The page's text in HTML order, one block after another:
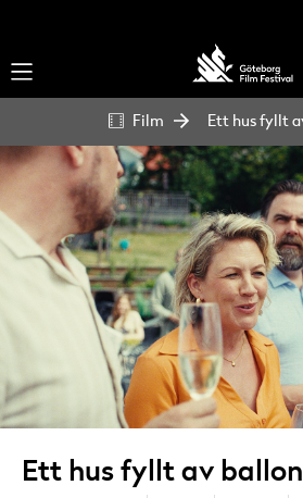
Film Ett hus fyllt
Ett hus fyllt av